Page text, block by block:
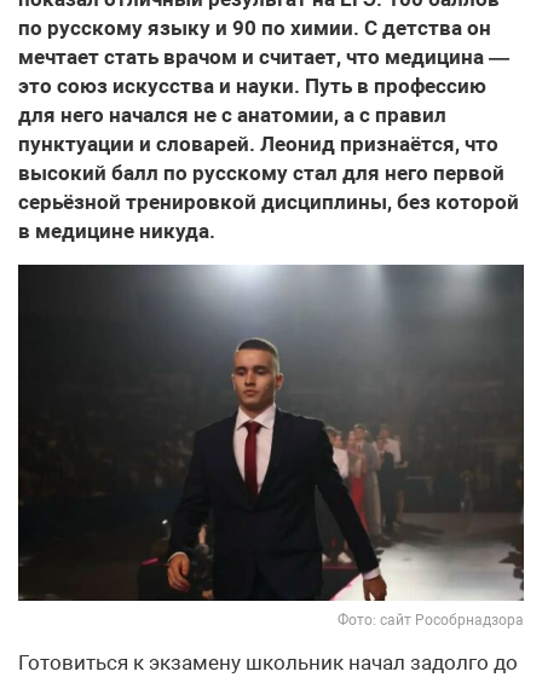
по русскому языку и 90 по химии. С детства он
мечтает стать врачом и считает, что медицина —
это союз искусства и науки. Путь в профессию
для него начался не с анатомии, а с правил
пунктуации и словарей. Леонид признаётся, что
высокий балл по русскому стал для него первой
серьёзной тренировкой дисциплины, без которой
в медицине никуда.
Фото: сайт Рособрнадзора
Готовиться к экзамену школьник начал задолго до